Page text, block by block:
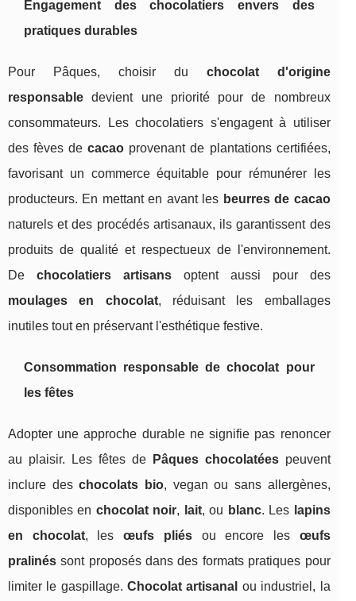
Engagement des chocolatiers envers des
pratiques durables
Pour Pâques, choisir du chocolat d'origine
responsable devient une priorité pour de nombreux
consommateurs. Les chocolatiers s'engagent à utiliser
des fèves decacao provenant de plantations certifiées,
favorisant un commerce équitable pour rémunérer les
producteurs. En mettant en avant les beurres de cacao
naturels et des procédés artisanaux, ils garantissent des
produits de qualité et respectueux de l'environnement.
De chocolatiers artisansoptent aussi pour des
moulages en chocolat, réduisant les emballages
inutiles tout en préservant l'esthétique festive.
Consommation responsable de chocolat pour
les fêtes
Adopter une approche durable ne signifie pas renoncer
au plaisir. Les fêtes de
Pâques chocolatéespeuvent
inclure deschocolats bio, vegan ou sans allergènes,
disponibles en chocolat noir, lait, ou blanc. Les lapins
en chocolat, lesœufs pliésou encore les œufs
pralinés sont proposés dans des formats pratiques pour
limiter le gaspillage.Chocolat artisanal ou industriel, la